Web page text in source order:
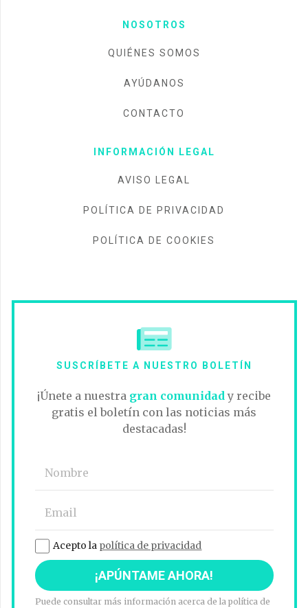
NOSOTROS
QUIÉNES SOMOS
AYÚDANOS
CONTACTO
INFORMACIÓN LEGAL
AVISO LEGAL
POLÍTICA DE PRIVACIDAD
POLÍTICA DE COOKIES
SUSCRÍBETE A NUESTRO BOLETÍN
¡Únete a nuestra gran comunidady recibe
gratis el boletín con las noticias más
destacadas!
Acepto la política de privacidad
Puede consultar más información acerca de la política de